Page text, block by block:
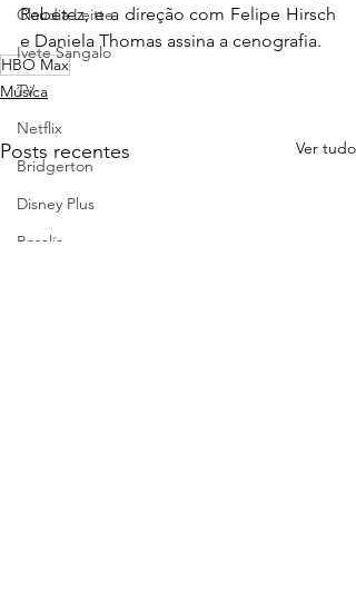
Claudia Leitte
Ivete Sangalo
TV
Netflix
Bridgerton
Disney Plus
Rosalía
Rebetez, e a direção com Felipe Hirsch
e Daniela Thomas assina a cenografia.
HBO Max
Música
Posts recentes Ver tudo